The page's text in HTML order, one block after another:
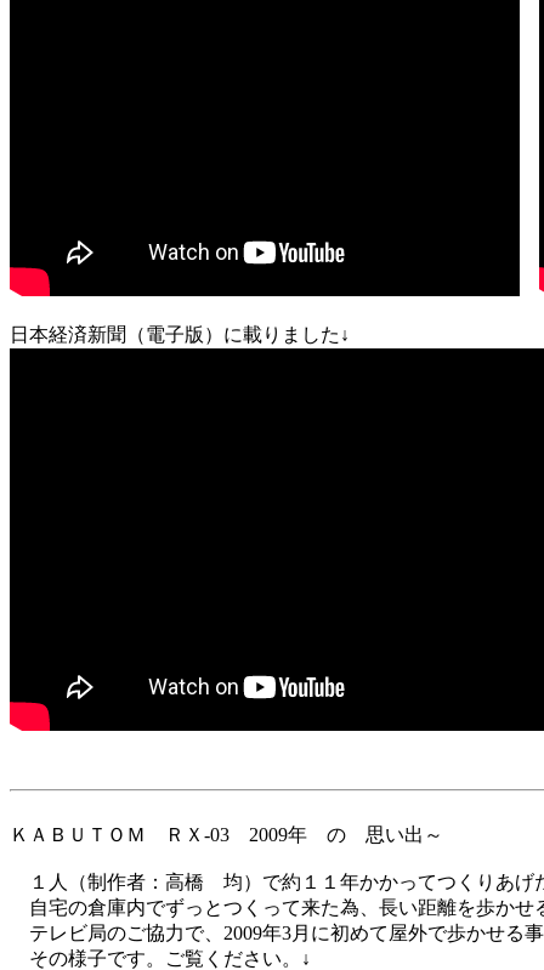
日本経済新聞（電子版）に載りました↓
ＫＡＢＵＴＯＭ ＲＸ-03 2009年 の 思い出～
１人（制作者：高橋 均）で約１１年かかってつくりあげ
自宅の倉庫内でずっとつくって来た為、長い距離を歩かせ
テレビ局のご協力で、2009年3月に初めて屋外で歩かせる
その様子です。ご覧ください。↓